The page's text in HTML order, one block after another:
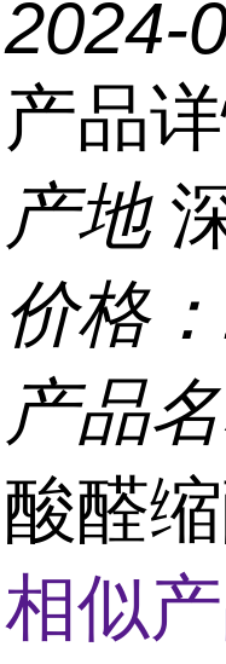
2024-
产品
产地
价格：
产品
酸醛
相似